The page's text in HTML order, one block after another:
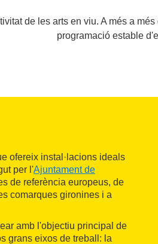
de les arts en viu. A més a
programació estable
ofereix instal·lacions ideals
per l'Ajuntament de
de referència europeus, de
comarques gironines i a
amb l'objectiu principal de
grans eixos de treball: la